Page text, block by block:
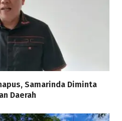
Samarinda Diminta
Daerah